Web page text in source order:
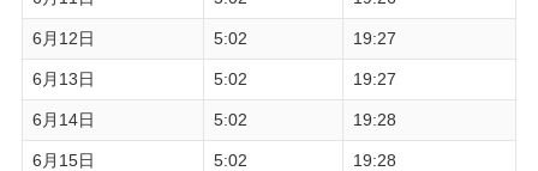
6月12日 5:02 19:27
6月13日 5:02 19:27
6月14日 5:02 19:28
6月15日 5:02 19:28